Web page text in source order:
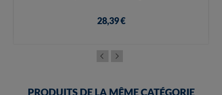
28,39 €
PRODUITS DE LA MÊME CATÉGORIE